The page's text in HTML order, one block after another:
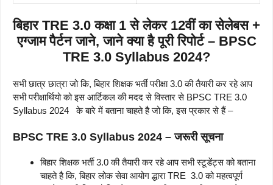
बिहार TRE 3.0 कक्षा 1 से लेकर 12वीं का सेलेबस +
एग्जाम पैर्टन जाने, जाने क्या है पूरी रिपोर्ट – BPSC
TRE 3.0 Syllabus 2024?
सभी छात्र छात्रा जो कि, बिहार शिक्षक भर्ती परीक्षा 3.0 की तैयारी कर रहे आप
सभी परीक्षार्थियो को इस आर्टिकल की मदद से विस्तार से BPSC TRE 3.0
Syllabus 2024 के बारे में बताना चाहते है जो कि, इस प्रकार से हैं –
BPSC TRE 3.0 Syllabus 2024 –जरूरी सूचना
बिहार शिक्षक भर्ती 3.0 की तैयारी कर रहे आप सभी स्टूडेंट्स को बताना
चाहते है कि, बिहार लोक सेवा आयोग द्धारा TRE 3.0 को महत्वपूर्ण